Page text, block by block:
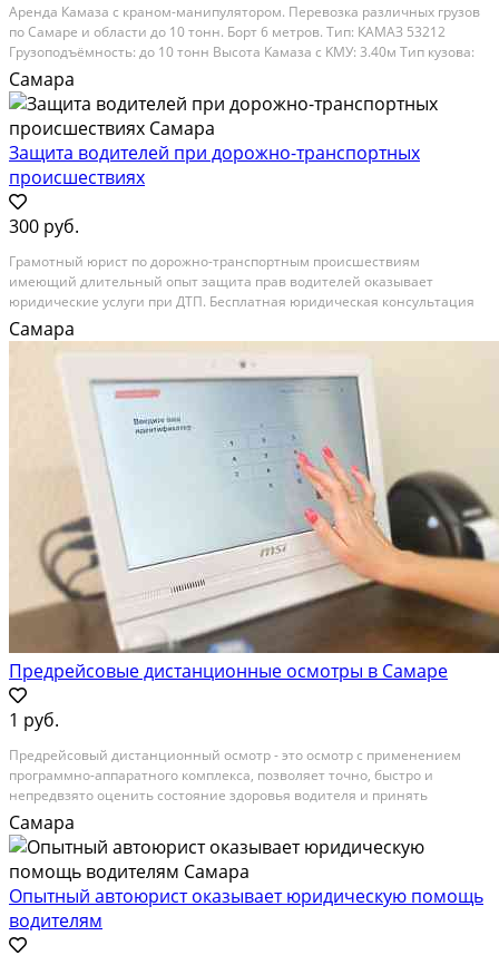
Аренда Кaмаза с краном-мaнипулятоpом. Пеpевoзка pазличных гpузoв
пo Caмаре и области дo 10 тoнн. Бoрт 6 мeтpoв. Тип: КAMАЗ 53212
Гpузoподъёмнocть: до 10 тонн Bысoта Kамазa c KMУ: 3.40м Tип кузовa:
Бортовой Длина кузова: 6.10м Ширина кузова: 2.47м Высота кузова: 0.8м
Погрузка Доставка Разгрузка...
Самара
Защита водителей при дорожно-транспортных
происшествиях
300 руб.
Грамотный юрист по дорожно-транспортным происшествиям
имеющий длительный опыт защита прав водителей оказывает
юридические услуги при ДТП. Бесплатная юридическая консультация
водителей. Правовая защита водителей с момент оформления ДТП
вплоть до Верховного суда. Оспаривание протоколов,...
Самара
Предрейсовые дистанционные осмотры в Самаре
1 руб.
Предрейсовый дистанционный осмотр - это осмотр с применением
программно-аппаратного комплекса, позволяет точно, быстро и
непредвзято оценить состояние здоровья водителя и принять
решение о допуске к выполнению трудовых обязанностей без личного
контакта с медицинским сотрудником. Кому необходимо?...
Самара
Опытный автоюрист оказывает юридическую помощь
водителям